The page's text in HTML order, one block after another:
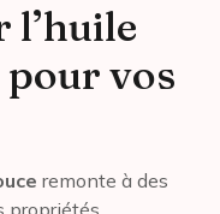
l’huile
pour vos
remonte à des